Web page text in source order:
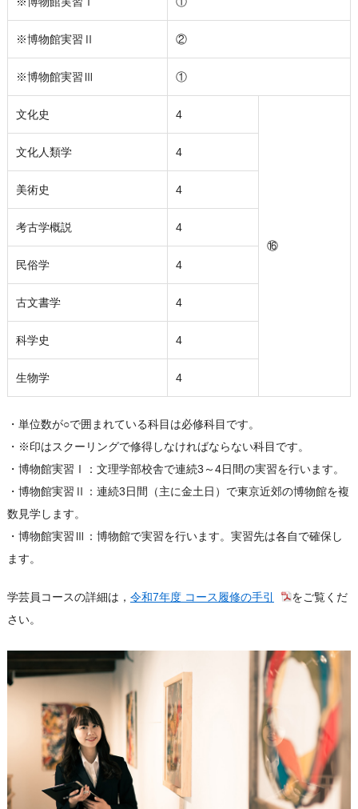
※博物館実習Ⅱ ②
※博物館実習Ⅲ ①
文化史 4
⑯
文化人類学 4
美術史 4
考古学概説 4
民俗学 4
古文書学 4
科学史 4
生物学 4
・単位数が○で囲まれている科目は必修科目です。
・※印はスクーリングで修得しなければならない科目です。
・博物館実習Ⅰ：文理学部校舎で連続3～4日間の実習を行います。
・博物館実習Ⅱ：連続3日間（主に金土日）で東京近郊の博物館を複
数見学します。
・博物館実習Ⅲ：博物館で実習を行います。実習先は各自で確保し
ます。
学芸員コースの詳細は， 令和7年度 コース履修の手引
をご覧くだ
さい。